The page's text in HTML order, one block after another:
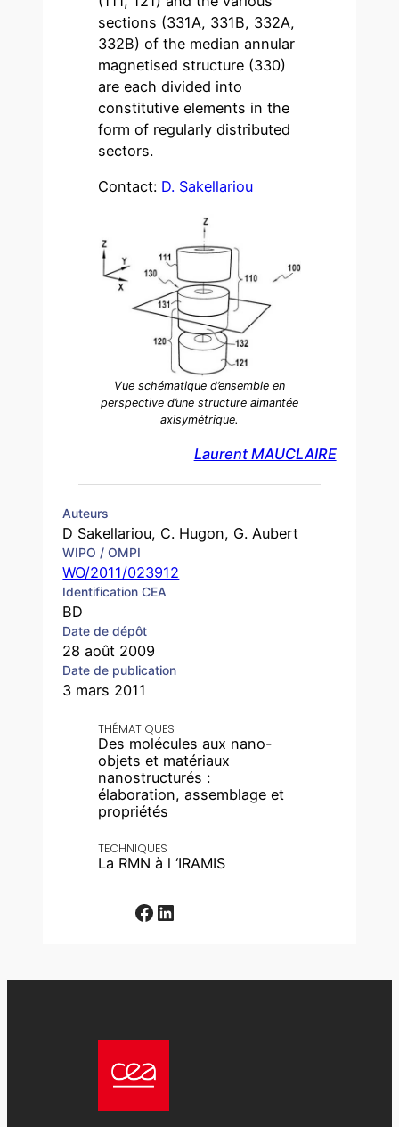
Auteurs
D Sakellariou, C. Hugon, G. Aubert
WIPO / OMPI
WO/2011/023912
Identification CEA
BD
Date de dépôt
28 août 2009
Date de publication
3 mars 2011
THÉMATIQUES
Des molécules aux nano-
objets et matériaux
nanostructurés :
élaboration, assemblage et
propriétés
TECHNIQUES
La RMN à l ‘IRAMIS
Facebook LinkedIn
sections (331A, 331B, 332A,
332B) of the median annular
magnetised structure (330)
are each divided into
constitutive elements in the
form of regularly distributed
sectors.
Contact: D. Sakellariou
Vue schématique d’ensemble en
perspective d’une structure aimantée
axisymétrique.
Laurent MAUCLAIRE